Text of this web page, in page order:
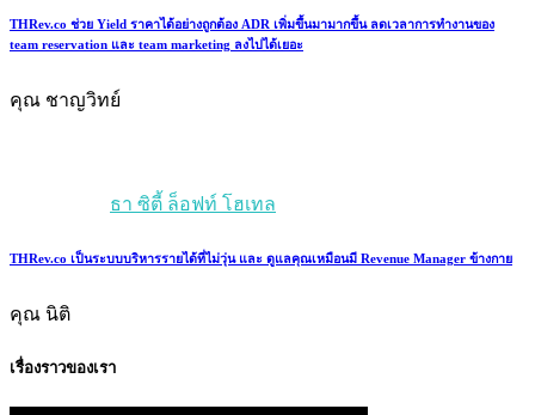
THRev.co ช่วย Yield ราคาได้อย่างถูกต้อง ADR เพิ่มขึ้นมามากขึ้น ลดเวลาการทำงานของ
team reservation และ team marketing ลงไปได้เยอะ
คุณ ชาญวิทย์
ธา ซิตี้ ล็อฟท์ โฮเทล
THRev.co เป็นระบบบริหารรายได้ที่ไม่วุ่น และ ดูแลคุณเหมือนมี Revenue Manager ข้างกาย
คุณ นิติ
เรื่องราวของเรา